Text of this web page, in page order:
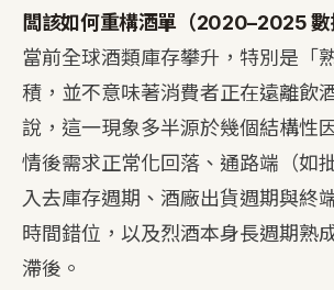
闆該如何重構酒單（2020–2025 數
當前全球酒類庫存攀升，特別是「
積，並不意味著消費者正在遠離飲
說，這一現象多半源於幾個結構性
情後需求正常化回落、通路端（如
入去庫存週期、酒廠出貨週期與終
時間錯位，以及烈酒本身長週期熟
滯後。